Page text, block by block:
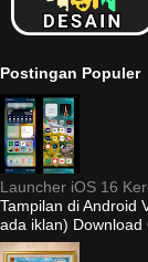
Postingan Populer
Launcher iOS 16
Tampilan di Android
ada iklan) Download